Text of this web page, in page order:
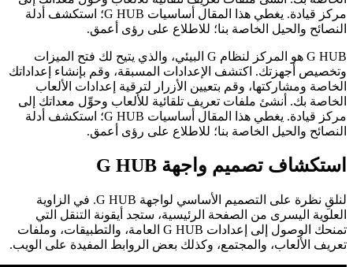
مركز قيادة. يغطي هذا المقال أساسيات G HUB؛ استكشف أدلة
النصائح والحيل الخاصة بنا؛ للاطلاع على رؤى أعمق.
G HUB هو المركز لنظام G البيئي، والذي يتيح لك فتح الميزات
وتخصيص أجهزتك. اكتشف الإعدادات المسبقة، وقم بإنشاء إعداداتك
الخاصة ومشاركتها، وقم بتعيين الأزرار لترقية إعدادات الألعاب
الخاصة بك. أنشئ ملفات تعريف تلقائية للألعاب وحوِّل معداتك إلى
مركز قيادة. يغطي هذا المقال أساسيات G HUB؛ استكشف أدلة
النصائح والحيل الخاصة بنا؛ للاطلاع على رؤى أعمق.
استكشاف تصميم واجهة G HUB
لنلقِ نظرة على التصميم الأساسي لواجهة G HUB. في الزاوية
العلوية اليسرى من الصفحة الرئيسية، ستجد أيقونة التنقل التي
تمنحك الوصول إلى إعدادات G HUB العامة، والتطبيقات، وملفات
تعريف الألعاب، والمجتمع، وكذلك بعض الروابط المفيدة على الويب.